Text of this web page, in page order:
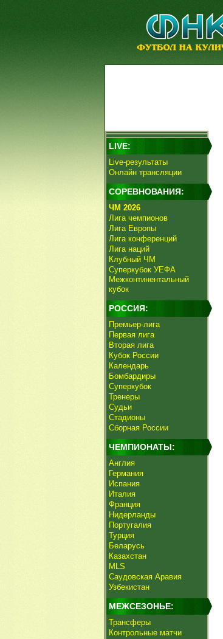
LIVE:
Live-результаты
Онлайн трансляции
СОРЕВНОВАНИЯ:
ЧМ 2026
Лига чемпионов
Лига Европы
Лига конференций
Лига наций
Клубный ЧМ
Суперкубок УЕФА
Межконтинентальный
кубок
РОССИЯ:
Премьер-лига
Первая лига
Вторая лига
Кубок России
Календарь
Бомбардиры
Суперкубок
Тренеры
Судьи
Стадионы
Сборная России
ЧЕМПИОНАТЫ:
Англия
Германия
Испания
Италия
Франция
Нидерланды
Португалия
Турция
Беларусь
Казахстан
MLS
Саудовская Аравия
Узбекистан
МЕЖСЕЗОНЬЕ:
Трансферы
Контрольные матчи